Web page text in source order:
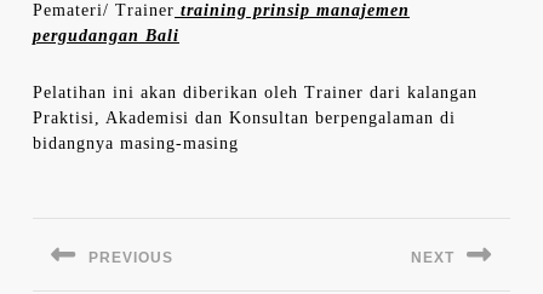
Pemateri/ Trainer training prinsip manajemen
pergudangan Bali
Pelatihan ini akan diberikan oleh Trainer dari kalangan
Praktisi, Akademisi dan Konsultan berpengalaman di
bidangnya masing-masing
PREVIOUS NEXT